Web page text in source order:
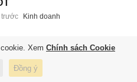
Kinh doanh
tướng khuyến khích sáp
các doanh nghiệp Nhà
Xem Chính sách Cookie
Đồng ý